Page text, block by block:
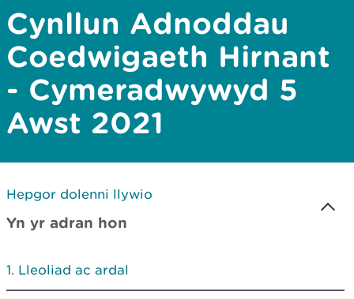
Cynllun Adnoddau
Coedwigaeth Hirnant
- Cymeradwywyd 5
Awst 2021
Hepgor dolenni llywio
Yn yr adran hon
Lleoliad ac ardal